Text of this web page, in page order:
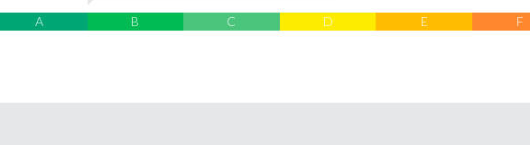
A B C D E F